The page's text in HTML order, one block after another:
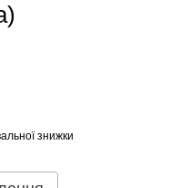
знижки